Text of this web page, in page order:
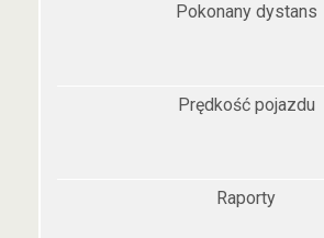
Pokonany dystans
Prędkość pojazdu
Raporty